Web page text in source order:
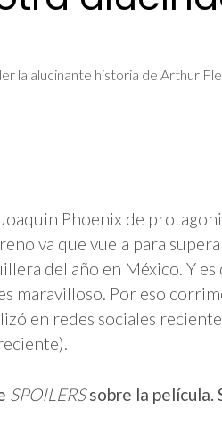
la alucinante historia de Arthur
Phoenix de
va que vuela para
del año en México. Y es
maravilloso. Por eso
en redes sociales
SPOILERSsobre la película.